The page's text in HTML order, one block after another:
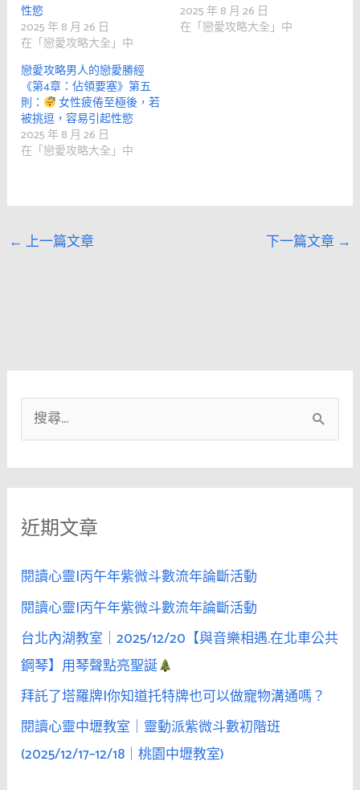
性慾
2025 年 8 月 26 日
在「戀愛攻略大全」中
2025 年 8 月 26 日
在「戀愛攻略大全」中
戀愛攻略男人的戀愛勝經
《第4章：佔領要塞》第五
則：
女性疲倦至極後，若
被挑逗，容易引起性慾
2025 年 8 月 26 日
在「戀愛攻略大全」中
← 上一篇文章 下一篇文章 →
尋
關
字
近期文章
閱讀心靈|丙午年紫微斗數流年論斷活動
閱讀心靈|丙午年紫微斗數流年論斷活動
台北內湖教室｜2025/12/20【與音樂相遇.在北車公共
鋼琴】用琴聲點亮聖誕
拜託了塔羅牌|你知道托特牌也可以做寵物溝通嗎？
閱讀心靈中壢教室｜靈動派紫微斗數初階班
(2025/12/17–12/18｜桃園中壢教室)